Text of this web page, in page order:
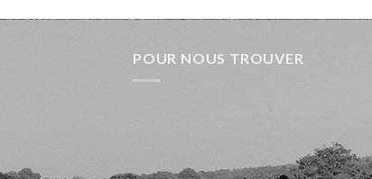
POUR NOUS TROUVER